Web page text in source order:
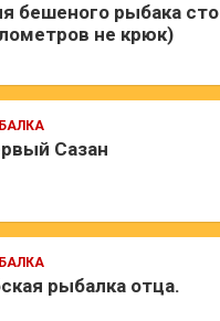
бешеного рыбака сто
не крюк)
Сазан
рыбалка отца.